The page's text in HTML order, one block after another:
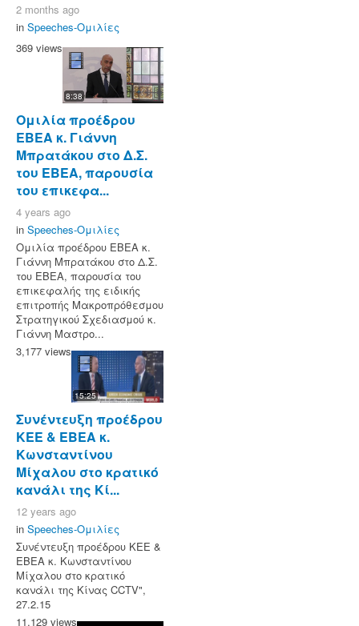
2 months ago
in Speeches-Ομιλίες
369 views
8:38
Ομιλία προέδρου
ΕΒΕΑ κ. Γιάννη
Μπρατάκου στο Δ.Σ.
του ΕΒΕΑ, παρουσία
του επικεφα...
4 years ago
in Speeches-Ομιλίες
Ομιλία προέδρου ΕΒΕΑ κ.
Γιάννη Μπρατάκου στο Δ.Σ.
του ΕΒΕΑ, παρουσία του
επικεφαλής της ειδικής
επιτροπής Μακροπρόθεσμου
Στρατηγικού Σχεδιασμού κ.
Γιάννη Μαστρο...
3,177 views
15:25
Συνέντευξη προέδρου
ΚΕΕ & ΕΒΕΑ κ.
Κωνσταντίνου
Μίχαλου στο κρατικό
κανάλι της Κί...
12 years ago
in Speeches-Ομιλίες
Συνέντευξη προέδρου ΚΕΕ &
ΕΒΕΑ κ. Κωνσταντίνου
Μίχαλου στο κρατικό
κανάλι της Κίνας CCTV",
27.2.15
11,129 views